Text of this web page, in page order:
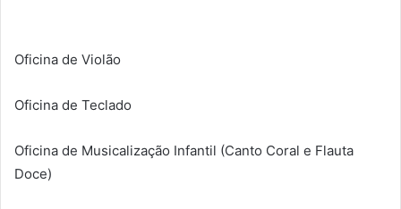
Oficina de Violão
Oficina de Teclado
Oficina de Musicalização Infantil (Canto Coral e Flauta
Doce)